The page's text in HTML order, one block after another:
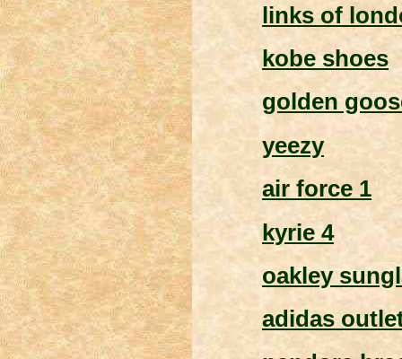
links of
kobe shoes
golden
yeezy
air force 1
kyrie 4
oakley
adidas